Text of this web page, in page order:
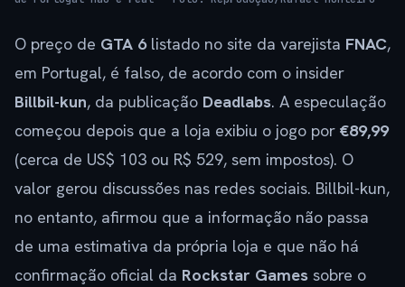
O preço de GTA 6listado no site da varejista FNAC,
em Portugal, é falso, de acordo com o insider
Billbil-kun, da publicação Deadlabs. A especulação
começou depois que a loja exibiu o jogo por €89,99
(cerca de US$ 103 ou R$ 529, sem impostos). O
valor gerou discussões nas redes sociais. Billbil-kun,
no entanto, afirmou que a informação não passa
de uma estimativa da própria loja e que não há
confirmação oficial da Rockstar Games sobre o